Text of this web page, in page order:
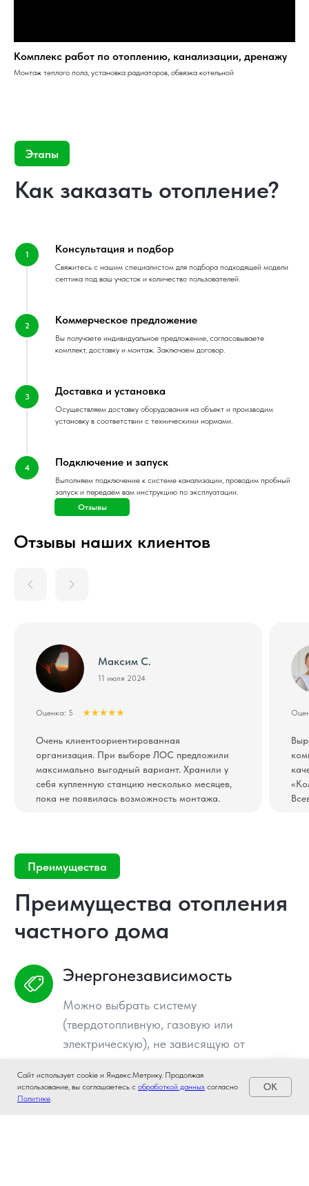
Комплекс работ по отоплению, канализации, дренажу
Монтаж теплого пола, установка радиаторов, обвязка котельной
Консультация и подбор
Свяжитесь с нашим специалистом для подбора подходящей модели
септика под ваш участок и количество пользователей.
Коммерческое предложение
Вы получаете индивидуальное предложение, согласовываете
комплект, доставку и монтаж. Заключаем договор.
Доставка и установка
Осуществляем доставку оборудования на объект и производим
установку в соответствии с техническими нормами.
Подключение и запуск
Выполняем подключение к системе канализации, проводим пробный
запуск и передаём вам инструкцию по эксплуатации.
Отзывы наших клиентов
Отзывы
Максим С.
Оценка: 5
11 июля 2024
Очень клиентоориентированная
организация. При выборе ЛОС предложили
максимально выгодный вариант. Хранили у
себя купленную станцию несколько месяцев,
пока не появилась возможность монтажа.
Сайт использует cookie и Яндекс.Метрику. Продолжая
использование, вы соглашаетесь с обработкой данных согласно
Политике.
OK